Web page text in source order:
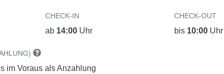
CHECK-IN
ab 14:00 Uhr
CHECK-OUT
bis 10:00Uhr
im Voraus als Anzahlung